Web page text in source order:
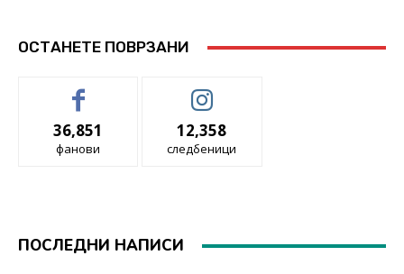
ОСТАНЕТЕ ПОВРЗАНИ
36,851
фанови
12,358
следбеници
ПОСЛЕДНИ НАПИСИ